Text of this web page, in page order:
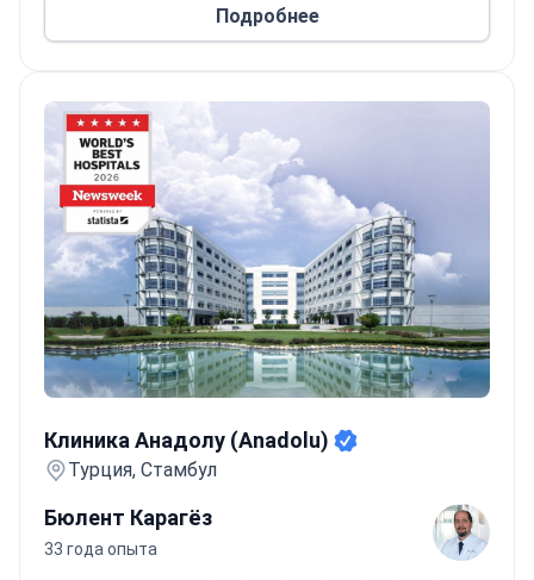
Подробнее
Клиника Анадолу (Anadolu)
Турция, Стамбул
Бюлент Карагёз
33 года опыта